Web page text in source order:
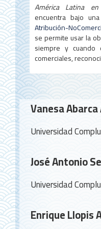
América Latina
encuentra bajo
Atribución-
se permite usar la
siempre y
comerciales,
Contenido
principal
del
artículo
Vanesa
Universidad
José Antonio
Universidad
Enrique Llopis